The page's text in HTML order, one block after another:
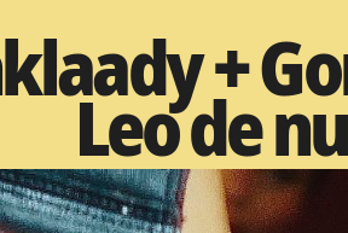
+
Leo de